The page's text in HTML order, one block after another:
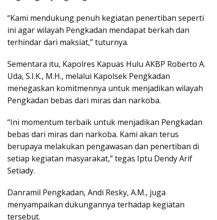
“Kami mendukung penuh kegiatan penertiban seperti
ini agar wilayah Pengkadan mendapat berkah dan
terhindar dari maksiat,” tuturnya.
Sementara itu, Kapolres Kapuas Hulu AKBP Roberto A.
Uda, S.I.K., M.H., melalui Kapolsek Pengkadan
menegaskan komitmennya untuk menjadikan wilayah
Pengkadan bebas dari miras dan narkoba.
“Ini momentum terbaik untuk menjadikan Pengkadan
bebas dari miras dan narkoba. Kami akan terus
berupaya melakukan pengawasan dan penertiban di
setiap kegiatan masyarakat,” tegas Iptu Dendy Arif
Setiady.
Danramil Pengkadan, Andi Resky, A.M., juga
menyampaikan dukungannya terhadap kegiatan
tersebut.